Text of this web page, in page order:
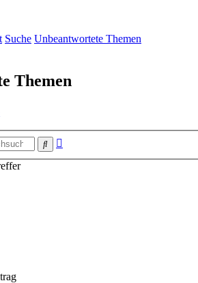
Suche Unbeantwortete Themen
Themen
Suche